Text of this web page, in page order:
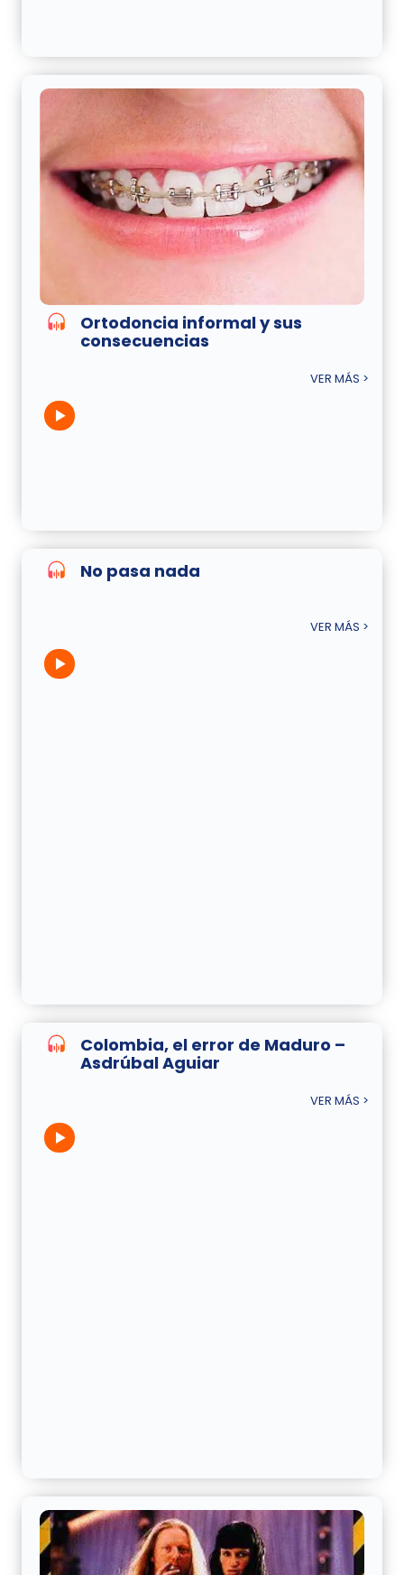
Ortodoncia informal y sus
consecuencias
VER MÁS >
No pasa nada
VER MÁS >
Colombia, el error de Maduro –
Asdrúbal Aguiar
VER MÁS >